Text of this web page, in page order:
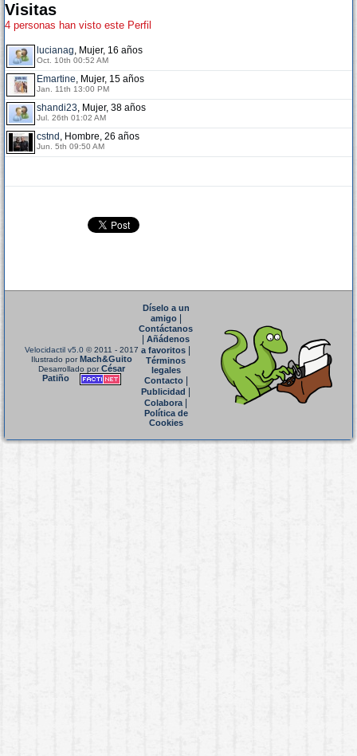
Visitas
4 personas han visto este Perfil
lucianag, Mujer, 16 años
Oct. 10th 00:52 AM
Emartine, Mujer, 15 años
Jan. 11th 13:00 PM
shandi23, Mujer, 38 años
Jul. 26th 01:02 AM
cstnd , Hombre, 26 años
Jun. 5th 09:50 AM
Velocidactil v5.0 © 2011 - 2017
Ilustrado porMach&Guito
Desarrollado porCésar
Patiño
Díselo a un
amigo|
Contáctanos
Añádenos
a favoritos
Términos
legales
Contacto|
Publicidad
Colabora|
Política de
Cookies